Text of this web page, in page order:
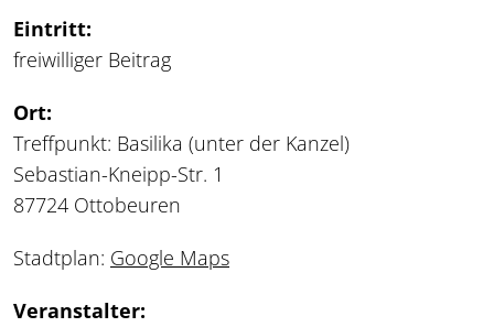
Eintritt:
freiwilliger Beitrag
Ort:
Treffpunkt: Basilika (unter der Kanzel)
Sebastian-Kneipp-Str. 1
87724 Ottobeuren
Stadtplan: Google Maps
Veranstalter: